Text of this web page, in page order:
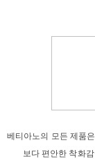
베티아노의 모든 제품
보다 편안한 착화